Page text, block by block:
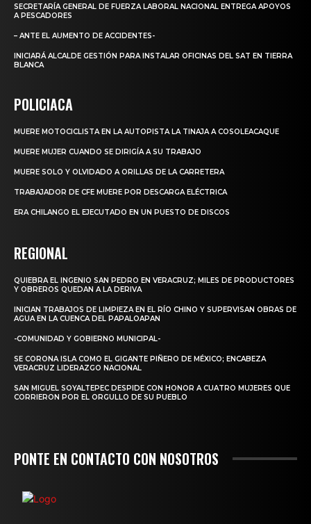
SECRETARÍA GENERAL DE FUERZA LABORAL NACIONAL ENTREGA APOYOS
A PESCADORES
– ANTE EL AUMENTO DE ACCIDENTES-
INICIARÁ ALCALDE GESTIÓN PARA INSTALAR OFICINAS DEL SAT EN TIERRA
BLANCA
POLICIACA
MUERE MOTOCICLISTA EN LA AUTOPISTA LA TINAJA A COSOLEACAQUE
MUERE MUJER CUANDO SE DIRIGÍA A SU TRABAJO
MUERE SOLO Y OLVIDADO A ORILLAS DE LA CARRETERA
TRABAJADOR DE CFE MUERE POR DESCARGA ELÉCTRICA
ERA CHILANGO EL EJECUTADO EN UN PUESTO DE DISCOS
REGIONAL
QUIEBRA EL INGENIO SAN PEDRO EN VERACRUZ; MILES DE PRODUCTORES
Y OBREROS QUEDAN A LA DERIVA
INICIAN TRABAJOS DE LIMPIEZA EN EL RÍO CHINO Y SUPERVISAN OBRAS DE
AGUA EN LA CUENCA DEL PAPALOAPAN
-COMUNIDAD Y GOBIERNO MUNICIPAL-
SE CORONA ISLA COMO EL GIGANTE PIÑERO DE MÉXICO; ENCABEZA
VERACRUZ LIDERAZGO NACIONAL
SAN MIGUEL SOYALTEPEC DESPIDE CON HONOR A CUATRO MUJERES QUE
CORRIERON POR EL ORGULLO DE SU PUEBLO
PONTE EN CONTACTO CON NOSOTROS